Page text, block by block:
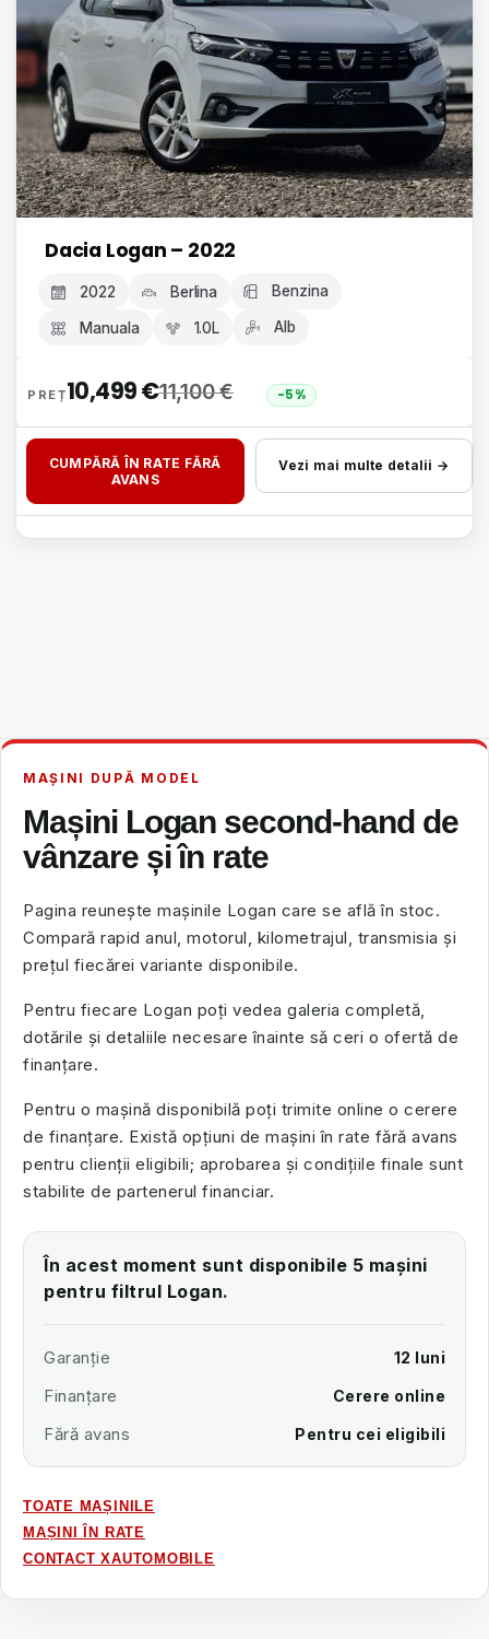
Dacia Logan – 2022
2022 Berlina Benzina
Manuala 1.0L Alb
11,100€
10,499€ -5%
CUMPĂRĂ ÎN RATE FĂRĂ
AVANS
Vezi mai multe detalii →
MAȘINI DUPĂ MODEL
Mașini Logan second-hand de
vânzare și în rate
Pagina reunește mașinile Logan care se află în stoc.
Compară rapid anul, motorul, kilometrajul, transmisia și
prețul fiecărei variante disponibile.
Pentru fiecare Logan poți vedea galeria completă,
dotările și detaliile necesare înainte să ceri o ofertă de
finanțare.
Pentru o mașină disponibilă poți trimite online o cerere
de finanțare. Există opțiuni de mașini în rate fără avans
pentru clienții eligibili; aprobarea și condițiile finale sunt
stabilite de partenerul financiar.
În acest moment sunt disponibile 5 mașini
pentru filtrul Logan.
Garanție 12 luni
Finanțare Cerere online
Fără avans Pentru cei eligibili
TOATE MAȘINILE
MAȘINI ÎN RATE
CONTACT XAUTOMOBILE